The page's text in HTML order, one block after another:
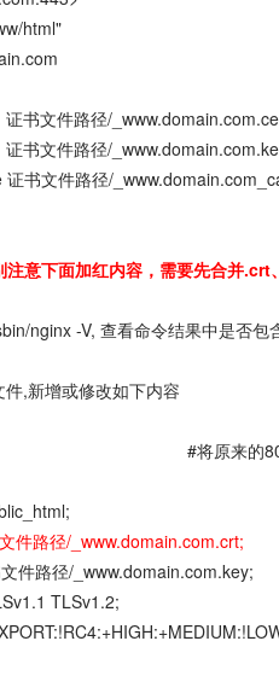
html"
件路径/
文件路径/
文件路径/
注意下面加红内容，需要先合并.crt
nginx -V, 查看命令结果中是否包
,新增或修改如下内容
将原来的80 修
/_www.domain.com.crt; #需
路径/
TLSv1.2;